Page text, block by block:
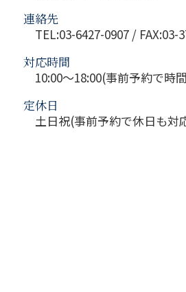
連絡先
TEL:03-6427-0907 / FAX:03-
対応時間
10:00～18:00(事前予約で時
定休日
土日祝(事前予約で休日も対